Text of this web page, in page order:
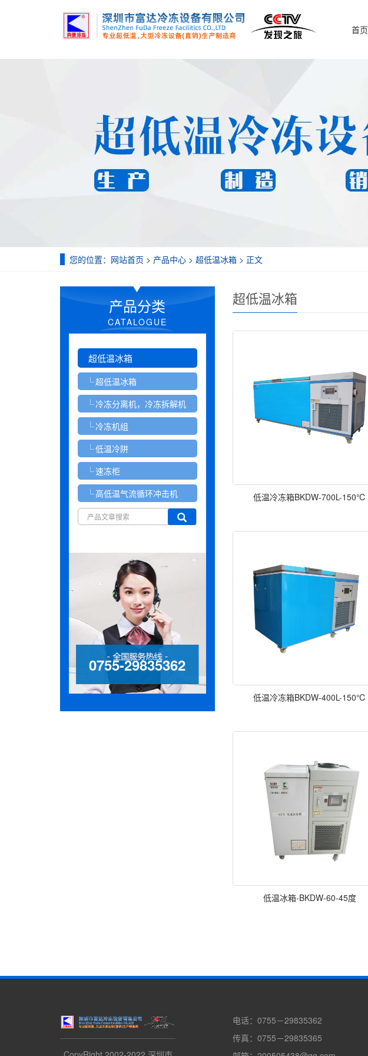
首页
您的位置： 网站首页 > 产品中心 > 超低温冰箱 > 正文
超低温冰箱
低温冷冻箱BKDW-700L-150℃
低温冷冻箱BKDW-400L-150℃
低温冰箱-BKDW-60-45度
产品分类
CATALOGUE
超低温冰箱
超低温冰箱
冷冻分离机，冷冻拆解机
冷冻机组
低温冷阱
速冻柜
高低温气流循环冲击机
0755-29835362
电话：0755－29835362
传真：0755－29835365